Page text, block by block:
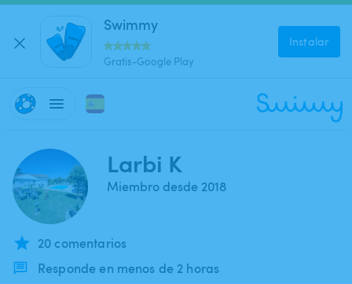
Swimmy
Gratis-Google Play
Instalar
Larbi K
Miembro desde 2018
20 comentarios
Responde en menos de 2 horas